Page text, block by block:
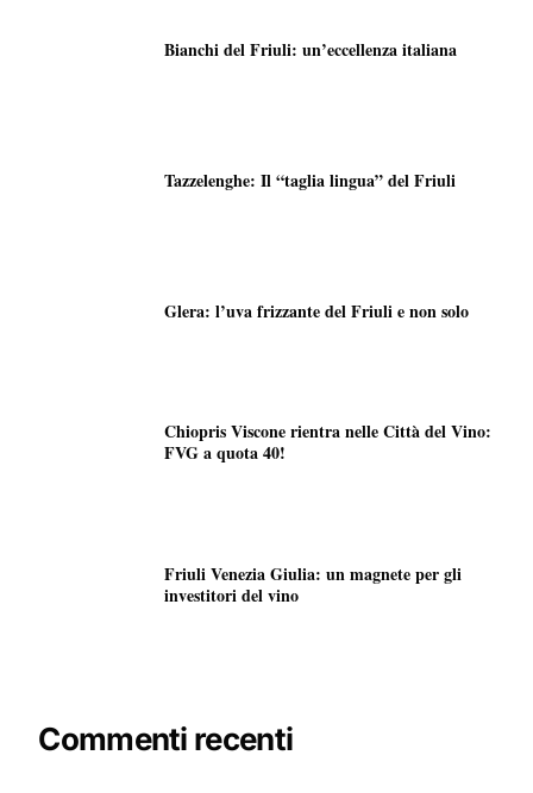
Bianchi del Friuli: un’eccellenza italiana
Tazzelenghe: Il “taglia lingua” del Friuli
Glera: l’uva frizzante del Friuli e non solo
Chiopris Viscone rientra nelle Città del Vino:
FVG a quota 40!
Friuli Venezia Giulia: un magnete per gli
investitori del vino
Commenti recenti